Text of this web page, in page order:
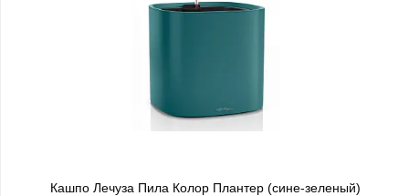
Кашпо Лечуза Пила Колор Плантер (сине-зеленый)